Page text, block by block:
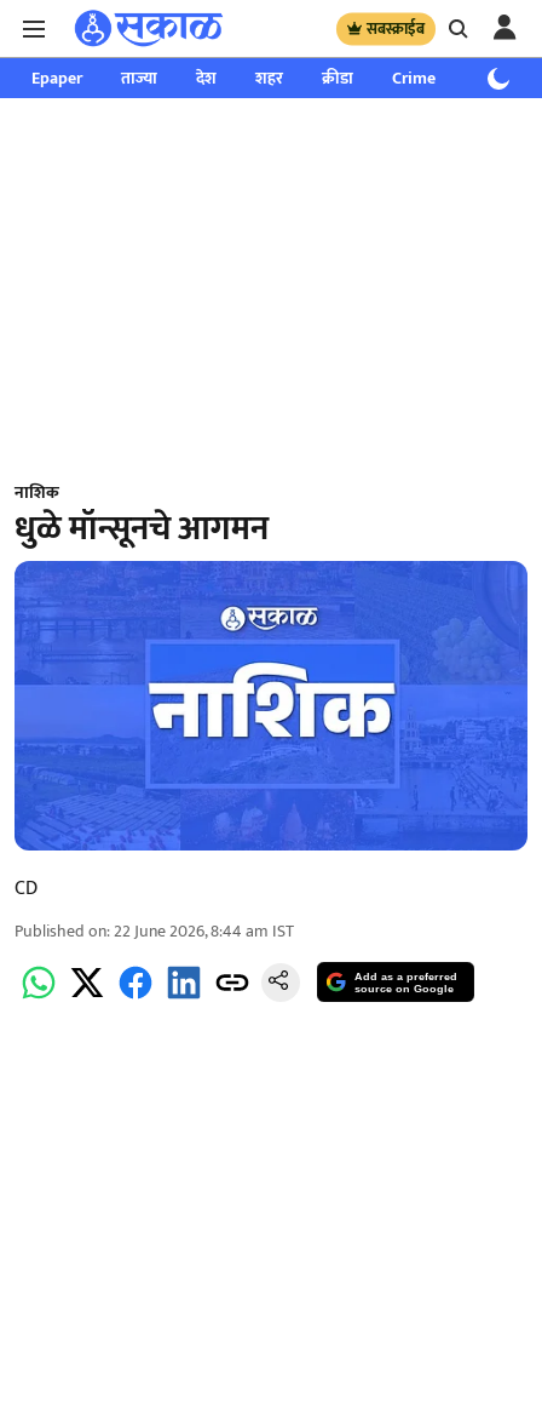
सबस्क्राईब
Epaper ताज्या देश शहर क्रीडा Crime साप्ताहिक
नाशिक
धुळे मॉन्सूनचे आगमन
CD
Published on:22 June 2026, 8:44 am IST
Add as a preferred
source on Google